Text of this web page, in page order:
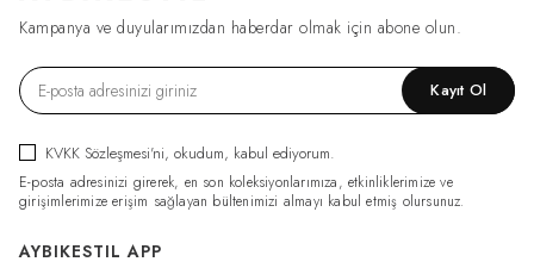
Kampanya ve duyularımızdan haberdar olmak için abone olun.
Kayıt Ol
KVKK Sözleşmesi'ni, okudum, kabul ediyorum.
E-posta adresinizi girerek, en son koleksiyonlarımıza, etkinliklerimize ve
girişimlerimize erişim sağlayan bültenimizi almayı kabul etmiş olursunuz.
AYBIKESTIL APP